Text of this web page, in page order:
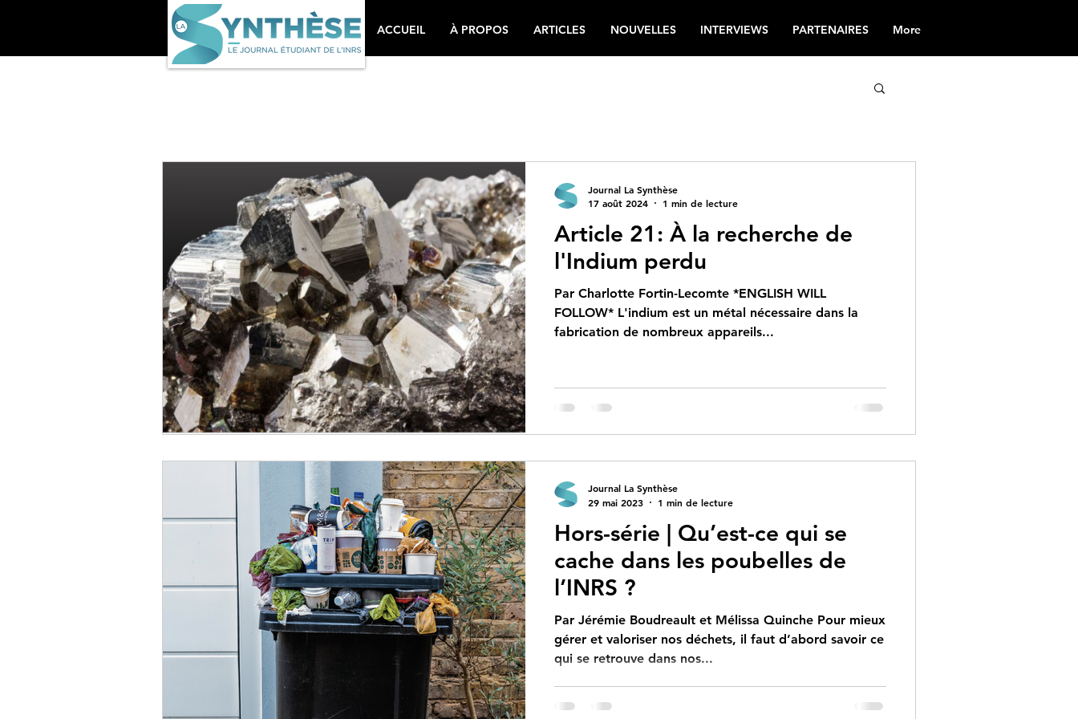
ACCUEIL À PROPOS ARTICLES NOUVELLES INTERVIEWS PARTENAIRES More
Article 21: À la recherche de
l'Indium perdu
Par Charlotte Fortin-Lecomte *ENGLISH WILL
FOLLOW* L'indium est un métal nécessaire dans la
fabrication de nombreux appareils...
Journal La Synthèse
17 août 2024
1 min de lecture
Hors-série | Qu’est-ce qui se
cache dans les poubelles de
l’INRS ?
Par Jérémie Boudreault et Mélissa Quinche Pour mieux
gérer et valoriser nos déchets, il faut d’abord savoir ce
qui se retrouve dans nos...
Journal La Synthèse
29 mai 2023
1 min de lecture